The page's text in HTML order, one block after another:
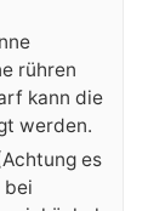
rühren
kann die
werden.
es
bei